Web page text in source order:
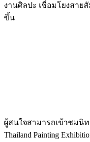
งานศิลปะ เชื่อมโยงสาย
ขึ้น
ผู้สนใจสามารถเข้าชมนิทร
Thailand Painting